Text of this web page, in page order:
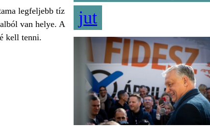
legfeljebb tíz
van helye. A
kell tenni.
jut